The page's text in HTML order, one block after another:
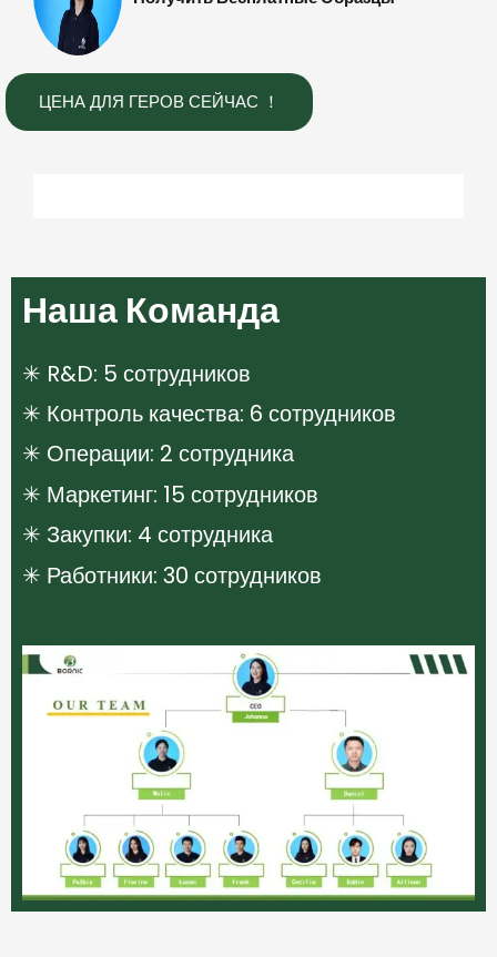
ЦЕНА ДЛЯ ГЕРОВ СЕЙЧАС ！
Наша Команда
✳ R&D: 5 сотрудников
✳ Контроль качества: 6 сотрудников
✳ Операции: 2 сотрудника
✳ Маркетинг: 15 сотрудников
✳ Закупки: 4 сотрудника
✳ Работники: 30 сотрудников